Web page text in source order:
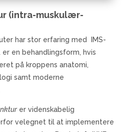
(intra-muskulær-
har stor erfaring med IMS-
er en behandlingsform, hvis
på kroppens anatomi,
samt moderne
er videnskabelig
velegnet til at implementere